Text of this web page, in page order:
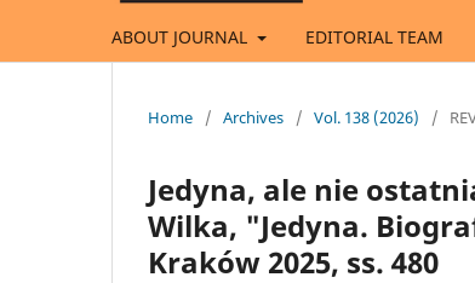
ABOUT JOURNAL EDITORIAL TEAM
Home / Archives / Vol. 138 (2026) /
Jedyna, ale nie
Wilka, "Jedyna.
Kraków 2025, ss. 480